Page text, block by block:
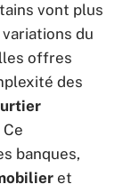
vont plus
du
offres
des
banques,
et